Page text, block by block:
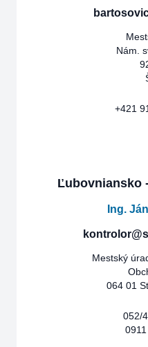
Nám.
+421
Ľubovniansko
Ing.
Mestský
064 01
052/